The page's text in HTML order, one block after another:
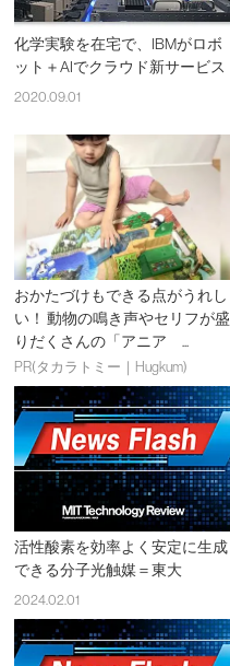
化学実験を在宅で、IBMがロボ
ット＋AIでクラウド新サービス
2020.09.01
おかたづけもできる点がうれし
い！ 動物の鳴き声やセリフが盛
りだくさんの「アニア ...
PR(タカラトミー｜Hugkum)
活性酸素を効率よく安定に生成
できる分子光触媒＝東大
2024.02.01